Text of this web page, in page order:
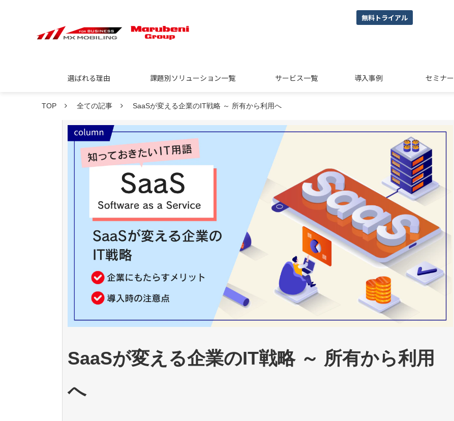
無料トライアル
選ばれる理由 課題別ソリューション一覧 サービス一覧 導入事例 セミナー
TOP 全ての記事 SaaSが変える企業のIT戦略 ～ 所有から利用へ
SaaSが変える企業のIT戦略 ～ 所有から利用
へ